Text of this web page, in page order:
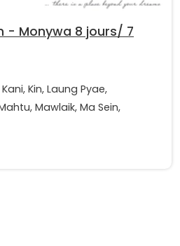
- Monywa 8 jours/ 7
Kin, Laung Pyae,
Mawlaik, Ma Sein,